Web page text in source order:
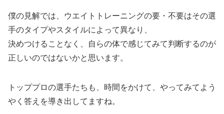
僕の見解では、ウエイトトレーニングの要・不要はその選
手のタイプやスタイルによって異なり、
決めつけることなく、自らの体で感じてみて判断するのが
正しいのではないかと思います。
トッププロの選手たちも、時間をかけて、やってみてよう
やく答えを導き出してますね。